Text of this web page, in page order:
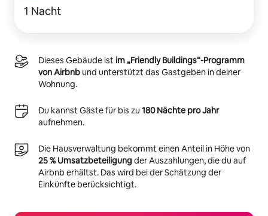
1 Nacht
Dieses Gebäude istim „Friendly Buildings“-Programm
von Airbnbund unterstützt das Gastgeben in deiner
Wohnung.
Du kannst Gäste für bis zu 180 Nächte pro Jahr
aufnehmen.
Die Hausverwaltung bekommt einen Anteil in Höhe von
25 % Umsatzbeteiligungder Auszahlungen, die du auf
Airbnb erhältst. Das wird bei der Schätzung der
Einkünfte berücksichtigt.